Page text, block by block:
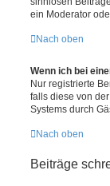
ein Moderator
Nach oben
Wenn ich bei
Nur registrierte
falls diese von
Systems durch
Nach oben
Beiträge